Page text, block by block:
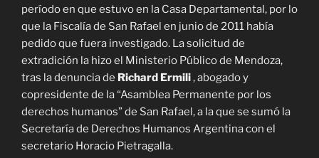
período en que estuvo en la Casa Departamental, por lo
que la Fiscalía de San Rafael en junio de 2011 había
pedido que fuera investigado. La solicitud de
extradición la hizo el Ministerio Público de Mendoza,
tras la denuncia de Richard Ermili, abogado y
copresidente de la “Asamblea Permanente por los
derechos humanos” de San Rafael, a la que se sumó la
Secretaría de Derechos Humanos Argentina con el
secretario Horacio Pietragalla.